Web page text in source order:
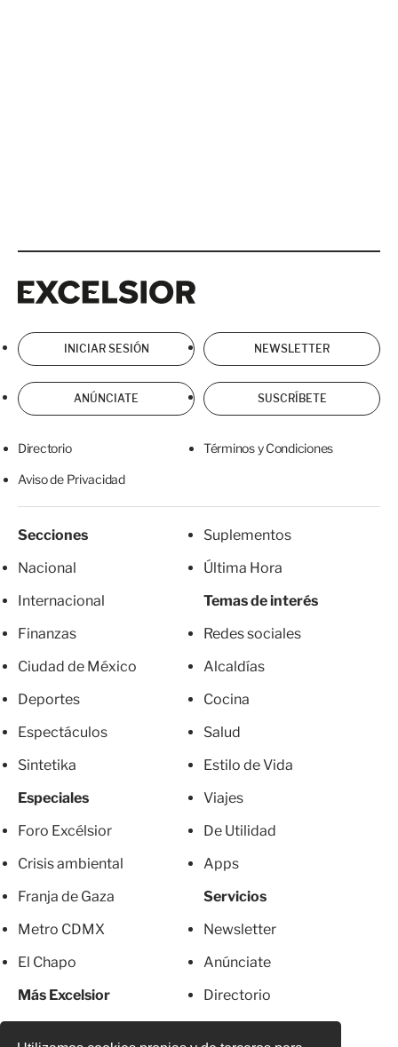
INICIAR SESIÓN NEWSLETTER
ANÚNCIATE SUSCRÍBETE
Directorio Términos y Condiciones
Aviso de Privacidad
Secciones
Nacional
Internacional
Finanzas
Ciudad de México
Deportes
Espectáculos
Sintetika
Especiales
Foro Excélsior
Crisis ambiental
Franja de Gaza
Metro CDMX
El Chapo
Más Excelsior
Suplementos
Última Hora
Temas de interés
Redes sociales
Alcaldías
Cocina
Salud
Estilo de Vida
Viajes
De Utilidad
Apps
Servicios
Newsletter
Anúnciate
Directorio